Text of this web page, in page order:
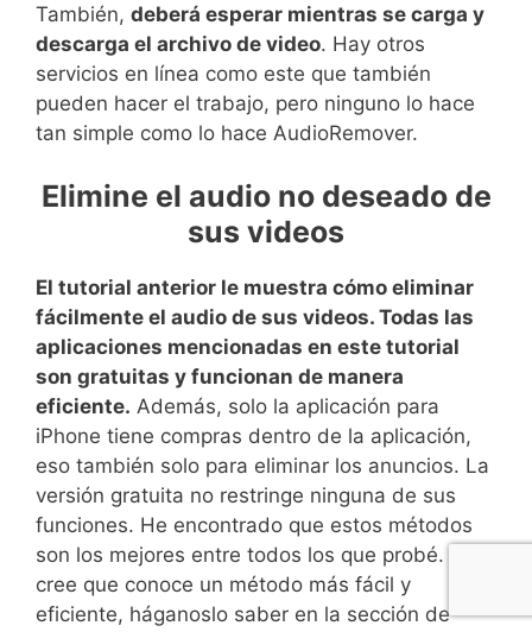
También, deberá esperar mientras se carga y
descarga el archivo de video. Hay otros
servicios en línea como este que también
pueden hacer el trabajo, pero ninguno lo hace
tan simple como lo hace AudioRemover.
Elimine el audio no deseado de
sus videos
El tutorial anterior le muestra cómo eliminar
fácilmente el audio de sus videos. Todas las
aplicaciones mencionadas en este tutorial
son gratuitas y funcionan de manera
eficiente. Además, solo la aplicación para
iPhone tiene compras dentro de la aplicación,
eso también solo para eliminar los anuncios. La
versión gratuita no restringe ninguna de sus
funciones. He encontrado que estos métodos
son los mejores entre todos los que probé. Si
cree que conoce un método más fácil y
eficiente, háganoslo saber en la sección de